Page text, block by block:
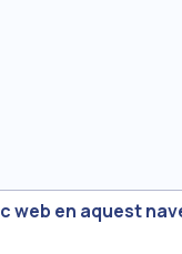
web en aquest